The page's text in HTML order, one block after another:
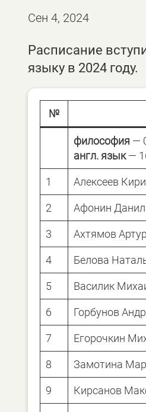
Сен 4, 2024
Расписание
языку в 2024 году.
№
философия —
англ. язык—
1 Алексеев
2 Афонин Данил
3 Ахтямов
4 Белова
5 Василик
6 Горбунов
7 Егорочкин
8 Замотина
9 Кирсанов